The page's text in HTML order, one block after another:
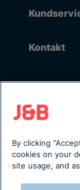
Kontakt
Lager i
Från
By clicking
cookies on your
site usage, and